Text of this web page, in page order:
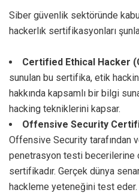
Siber güvenlik sektöründe
hackerlık sertifikasyonları
Certified Ethical Hacker
sunulan bu sertifika, etik
hakkında kapsamlı bir bilgi
hacking tekniklerini kapsar.
Offensive Security
Offensive Security tarafından
penetrasyon testi becerilerine
sertifikadır. Gerçek dünya
hackleme yeteneğini test eder.